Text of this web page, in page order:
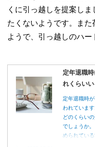
くに引っ越しを提案し
たくないようです。ま
ようで、引っ越しのハー
定年退職
れくらいい
定年退職時
われていま
どのくらい
でしょうか
められてい